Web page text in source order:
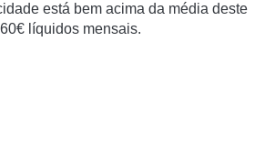
está bem acima da média deste
líquidos mensais.